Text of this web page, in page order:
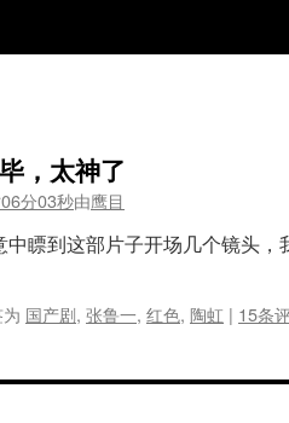
，太神了
分03秒由鹰目
瞟到这部片子开场几个镜头
国产剧, 张鲁一, 红色, 陶虹 | 15条